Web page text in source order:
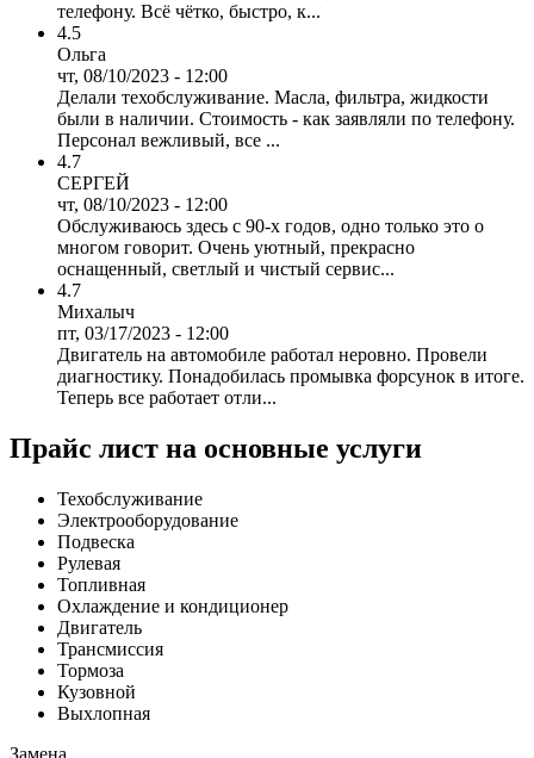
телефону. Всё чётко, быстро, к...
4.5
Ольга
чт, 08/10/2023 - 12:00
Делали техобслуживание. Масла, фильтра, жидкости
были в наличии. Стоимость - как заявляли по телефону.
Персонал вежливый, все ...
4.7
СЕРГЕЙ
чт, 08/10/2023 - 12:00
Обслуживаюсь здесь с 90-х годов, одно только это о
многом говорит. Очень уютный, прекрасно
оснащенный, светлый и чистый сервис...
4.7
Михалыч
пт, 03/17/2023 - 12:00
Двигатель на автомобиле работал неровно. Провели
диагностику. Понадобилась промывка форсунок в итоге.
Теперь все работает отли...
Прайс лист на основные услуги
Техобслуживание
Электрооборудование
Подвеска
Рулевая
Топливная
Охлаждение и кондиционер
Двигатель
Трансмиссия
Тормоза
Кузовной
Выхлопная
Замена